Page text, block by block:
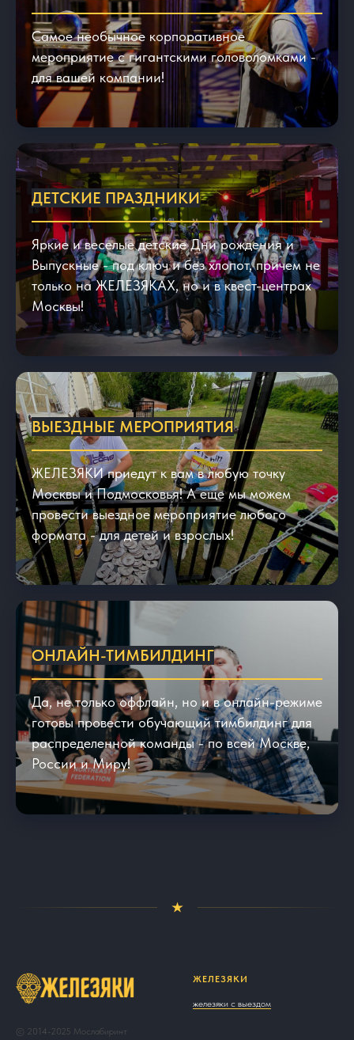
Самое необычное корпоративное
мероприятие с гигантскими головоломками -
для вашей компании!
ДЕТСКИЕ ПРАЗДНИКИ
Яркие и веселые детские Дни рождения и
Выпускные - под ключ и без хлопот, причем не
только на ЖЕЛЕЗЯКАХ, но и в квест-центрах
Москвы!
ВЫЕЗДНЫЕ МЕРОПРИЯТИЯ
ЖЕЛЕЗЯКИ приедут к вам в любую точку
Москвы и Подмосковья! А еще мы можем
провести выездное мероприятие любого
формата - для детей и взрослых!
ОНЛАЙН-ТИМБИЛДИНГ
Да, не только оффлайн, но и в онлайн-режиме
готовы провести обучающий тимбилдинг для
распределенной команды - по всей Москве,
России и Миру!
© 2014-2025 Мослабиринт
ЖЕЛЕЗЯКИ
железяки с выездом